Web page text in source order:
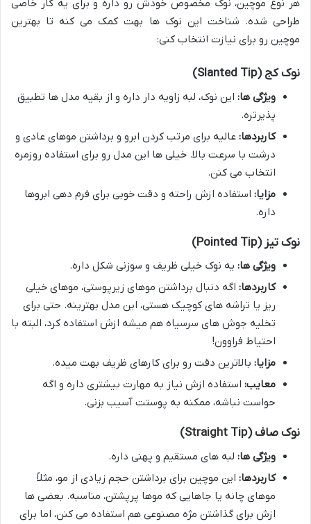
هر نوع موچین، نوک مخصوص خودش رو داره و برای یه کار خاصی
طراحی شده. شناخت این نوک ها بهت کمک می کنه تا بهترین
موچین رو برای نیازت انتخاب کنی:
نوک کج (Slanted Tip)
ویژگی ها: این نوک، لبه زاویه دار داره و از بقیه مدل ها تطبیق
پذیرتره.
کاربردها: عالیه برای مرتب کردن ابرو و برداشتن موهای عادی و
درشت با سرعت بالا. خیلی ها این مدل رو برای استفاده روزمره
انتخاب می کنن.
مزایا: استفاده ازش راحته و دقت خوبی برای فرم دهی ابروها
داره.
نوک تیز (Pointed Tip)
ویژگی ها: یه نوک خیلی ظریف و سوزنی شکل داره.
کاربردها: اگه دنبال برداشتن موهای زیرپوستی، موهای خیلی
ریز یا تراشه های کوچیک هستی، این مدل بهترینه. حتی برای
تخلیه جوش های سرسیاه هم میشه ازش استفاده کرد، البته با
احتیاط فراوون!
مزایا: بالاترین دقت رو برای کارهای ظریف بهت میده.
معایب: استفاده ازش نیاز به مهارت بیشتری داره و اگه
حواست نباشه، ممکنه به پوستت آسیب بزنی.
نوک صاف (Straight Tip)
ویژگی ها: لبه های مستقیم و پهنی داره.
کاربردها: این موچین برای برداشتن حجم زیادی از مو، مثلاً
موهای چانه یا جاهایی که موها پرپشتن، مناسبه. بعضی ها
ازش برای گذاشتن مژه مصنوعی هم استفاده می کنن، اما برای